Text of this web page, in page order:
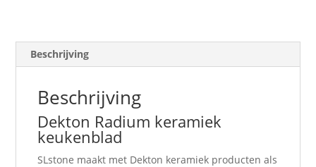
Beschrijving
Beschrijving
Dekton Radium keramiek
keukenblad
SLstone maakt met Dekton keramiek producten als